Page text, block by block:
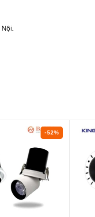
-52%